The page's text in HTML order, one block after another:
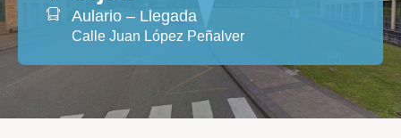
Aulario – Llegada
Calle Juan López Peñalver